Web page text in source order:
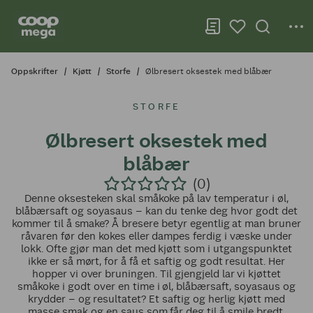
Oppskrifter Kjøtt Storfe Ølbresert oksestek med blåbær
STORFE
Ølbresert oksestek med
blåbær
(0)
Denne oksesteken skal småkoke på lav temperatur i øl,
blåbærsaft og soyasaus – kan du tenke deg hvor godt det
kommer til å smake? Å bresere betyr egentlig at man bruner
råvaren før den kokes eller dampes ferdig i væske under
lokk. Ofte gjør man det med kjøtt som i utgangspunktet
ikke er så mørt, for å få et saftig og godt resultat. Her
hopper vi over bruningen. Til gjengjeld lar vi kjøttet
småkoke i godt over en time i øl, blåbærsaft, soyasaus og
krydder – og resultatet? Et saftig og herlig kjøtt med